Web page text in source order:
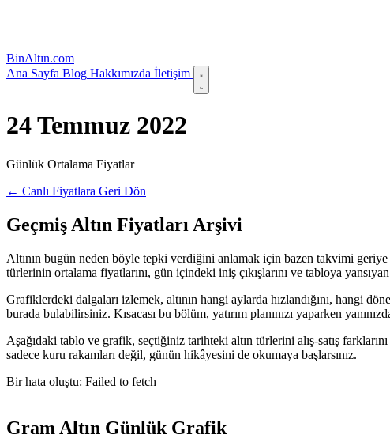
BinAltın.com
Ana Sayfa Blog Hakkımızda İletişim
24 Temmuz 2022
Günlük Ortalama Fiyatlar
← Canlı Fiyatlara Geri Dön
Geçmiş Altın Fiyatları Arşivi
Altının bugün neden böyle tepki verdiğini anlamak için bazen takvimi
türlerinin ortalama fiyatlarını, gün içindeki iniş çıkışlarını ve tabloya
Grafiklerdeki dalgaları izlemek, altının hangi aylarda hızlandığını, hangi
burada bulabilirsiniz. Kısacası bu bölüm, yatırım planınızı yaparken
Aşağıdaki tablo ve grafik, seçtiğiniz tarihteki altın türlerini alış-satış
sadece kuru rakamları değil, günün hikâyesini de okumaya başlarsınız.
Bir hata oluştu: Failed to fetch
Gram Altın Günlük Grafik